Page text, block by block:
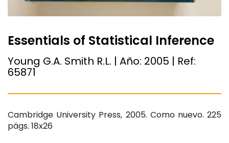
Essentials of Statistical Inference
Young G.A. Smith R.L. | Año: 2005 | Ref:
65871
Cambridge University Press, 2005. Como nuevo. 225
págs. 18x26